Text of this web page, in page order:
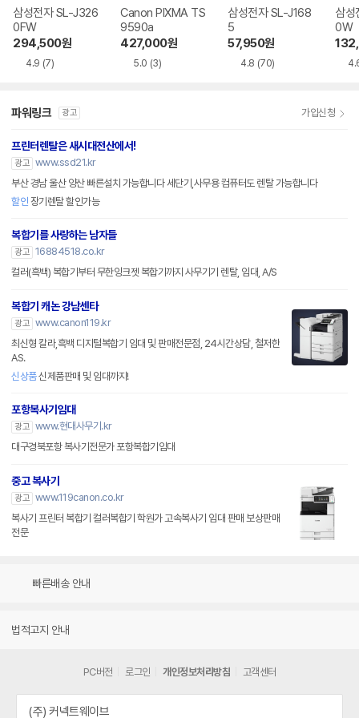
삼성전자 SL-J326
0FW
294,500원
4.9 (7)
Canon PIXMA TS
9590a
427,000원
5.0 (3)
삼성전자 SL-J168
5
57,950원
4.8 (70)
삼성
0W
파워링크 광고 가입신청
프린터렌탈은 새시대전산에서!
광고 www.ssd21.kr
부산 경남 울산 양산 빠른설치 가능합니다 세단기,사무용 컴퓨터도 렌탈 가능합니다
할인 장기렌탈 할인가능
복합기를 사랑하는 남자들
광고 16884518.co.kr
컬러(흑백) 복합기부터 무한잉크젯 복합기까지 사무기기 렌탈, 임대, A/S
복합기 캐논 강남센타
광고 www.canon119.kr
최신형 칼라,흑백 디지털복합기 임대 및 판매전문점, 24시간상담, 철저한
AS.
신상품신제품판매 및 임대까지!
포항복사기임대
광고 www.현대사무기.kr
대구경북포항 복사기전문가 포항복합기임대
중고 복사기
광고 www.119canon.co.kr
복사기 프린터 복합기 컬러복합기 학원가 고속복사기 임대 판매 보상판매
전문
빠른배송 안내
법적고지 안내
PC버전 로그인 개인정보처리방침 고객센터
(주) 커넥트웨이브